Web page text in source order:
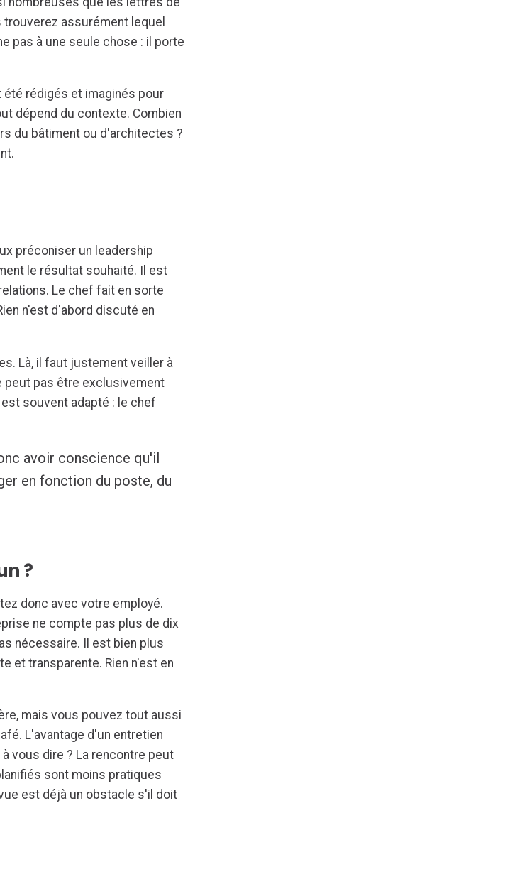
assurément lequel
pas à une seule chose : il porte
rédigés et imaginés pour
dépend du contexte. Combien
du bâtiment ou d'architectes ?
préconiser un leadership
le résultat souhaité. Il est
Le chef fait en sorte
n'est d'abord discuté en
Là, il faut justement veiller à
peut pas être exclusivement
souvent adapté : le chef
avoir conscience qu'il
en fonction du poste, du
?
donc avec votre employé.
ne compte pas plus de dix
nécessaire. Il est bien plus
et transparente. Rien n'est en
mais vous pouvez tout aussi
L'avantage d'un entretien
vous dire ? La rencontre peut
sont moins pratiques
est déjà un obstacle s'il doit